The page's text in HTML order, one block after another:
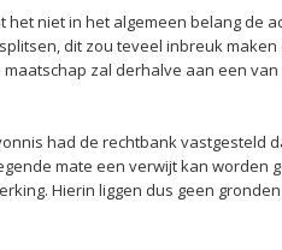
het niet in het algemeen belang de
dit zou teveel inbreuk
zal derhalve aan een
had de rechtbank vastgesteld
mate een verwijt kan worden
Hierin liggen dus geen